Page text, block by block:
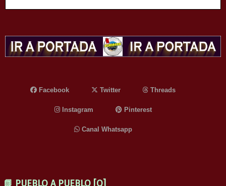
Facebook Twitter Threads
Instagram Pinterest
Canal Whatsapp
📗 PUEBLO A PUEBLO [Q]